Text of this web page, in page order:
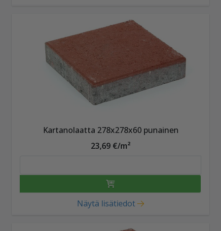
Kartanolaatta 278x278x60 punainen
23,69 €/m²
Näytä lisätiedot